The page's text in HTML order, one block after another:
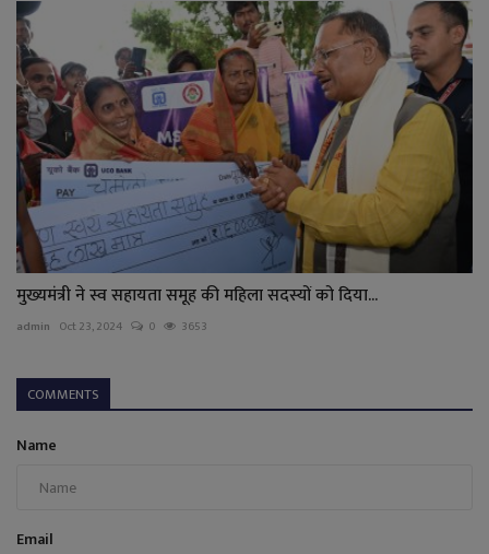
मुख्यमंत्री ने स्व सहायता समूह की महिला सदस्यों को दिया...
admin Oct 23, 2024 0 3653
COMMENTS
Name
Email